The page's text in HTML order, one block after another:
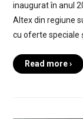
inaugurat în anul
Altex din regiune
cu oferte speciale
Read more ›